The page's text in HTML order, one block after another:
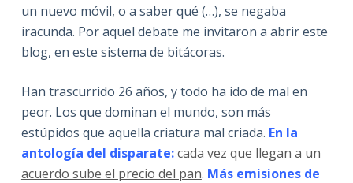
un nuevo móvil, o a saber qué (…), se negaba
iracunda. Por aquel debate me invitaron a abrir este
blog, en este sistema de bitácoras.
Han trascurrido 26 años, y todo ha ido de mal en
peor. Los que dominan el mundo, son más
estúpidos que aquella criatura mal criada. En la
antología del disparate:cada vez que llegan a un
acuerdo sube el precio del pan. Más emisiones de